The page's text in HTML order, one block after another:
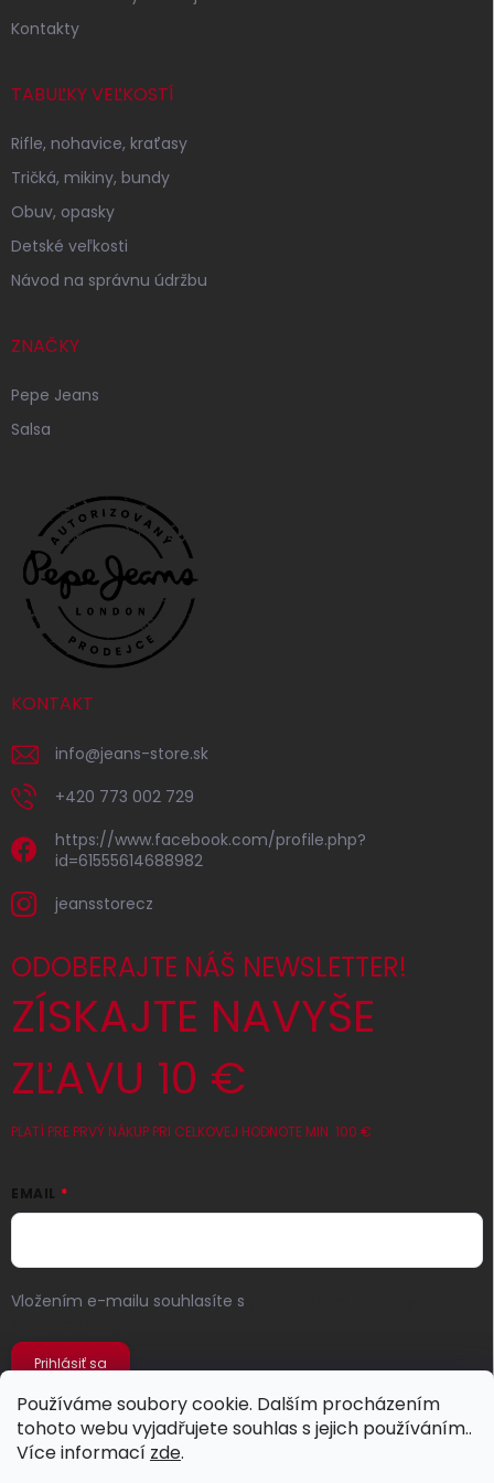
Používáme soubory cookie. Dalším procházením
tohoto webu vyjadřujete souhlas s jejich používáním..
Více informací zde.
Kontakty
TABUĽKY VEĽKOSTÍ
Rifle, nohavice, kraťasy
Tričká, mikiny, bundy
Obuv, opasky
Detské veľkosti
Návod na správnu údržbu
ZNAČKY
Pepe Jeans
Salsa
KONTAKT
info@jeans-store.sk
+420 773 002 729
https://www.facebook.com/profile.php?
id=61555614688982
jeansstorecz
ODOBERAJTE NÁŠ NEWSLETTER!
ZÍSKAJTE NAVYŠE
ZĽAVU 10 €
PLATÍ PRE PRVÝ NÁKUP PRI CELKOVEJ HODNOTE MIN. 100 €
EMAIL
Vložením e-mailu souhlasíte s
Prihlásiť sa